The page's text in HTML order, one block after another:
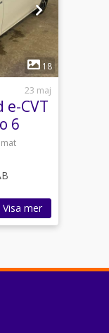
18
23 maj
CVT
6
Visa mer